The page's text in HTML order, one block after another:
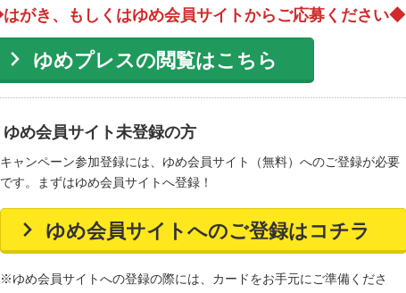
がき、もしくはゆめ会員サイトからご応募ください◆
ゆめプレスの閲覧はこちら
ゆめ会員サイト未登録の方
キャンペーン参加登録には、ゆめ会員サイト（無料）へのご登録が必要
です。まずはゆめ会員サイトへ登録！
ゆめ会員サイトへのご登録はコチラ
※ゆめ会員サイトへの登録の際には、カードをお手元にご準備くださ